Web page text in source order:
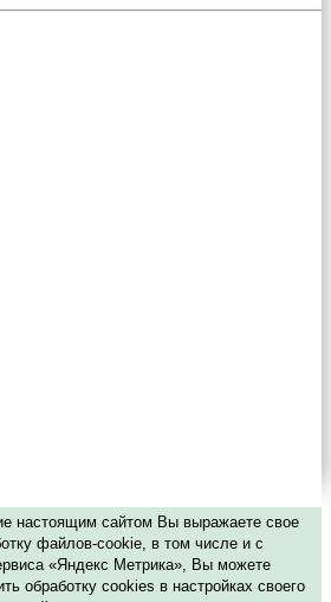
настоящим сайтом Вы выражаете свое
файлов-cookie, в том числе и с
«Яндекс Метрика», Вы можете
обработку cookies в настройках своего